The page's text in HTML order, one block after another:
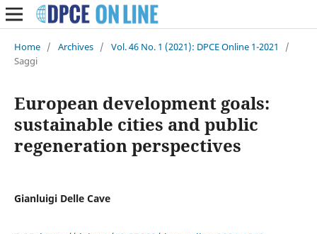
Home / Archives / Vol. 46 No. 1 (2021): DPCE Online 1-2021
/
Saggi
European development goals:
sustainable cities and public
regeneration perspectives
Gianluigi Delle Cave